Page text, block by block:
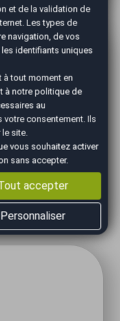
de vente le +
dans les
et de la validation de
Les types de
navigation, de vos
identifiants uniques
à tout moment en
à notrepolitique de
au
consentement. Ils
site.
vous souhaitez activer
sans accepter.
accepter
Personnaliser